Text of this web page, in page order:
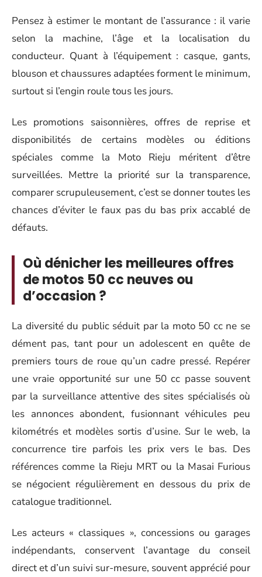
Pensez à estimer le montant de l’assurance : il varie
selon la machine, l’âge et la localisation du
conducteur. Quant à l’équipement : casque, gants,
blouson et chaussures adaptées forment le minimum,
surtout si l’engin roule tous les jours.
Les promotions saisonnières, offres de reprise et
disponibilités de certains modèles ou éditions
spéciales comme la Moto Rieju méritent d’être
surveillées. Mettre la priorité sur la transparence,
comparer scrupuleusement, c’est se donner toutes les
chances d’éviter le faux pas du bas prix accablé de
défauts.
Où dénicher les meilleures offres
de motos 50 cc neuves ou
d’occasion ?
La diversité du public séduit par la moto 50 cc ne se
dément pas, tant pour un adolescent en quête de
premiers tours de roue qu’un cadre pressé. Repérer
une vraie opportunité sur une 50 cc passe souvent
par la surveillance attentive des sites spécialisés où
les annonces abondent, fusionnant véhicules peu
kilométrés et modèles sortis d’usine. Sur le web, la
concurrence tire parfois les prix vers le bas. Des
références comme la Rieju MRT ou la Masai Furious
se négocient régulièrement en dessous du prix de
catalogue traditionnel.
Les acteurs « classiques », concessions ou garages
indépendants, conservent l’avantage du conseil
direct et d’un suivi sur-mesure, souvent apprécié pour